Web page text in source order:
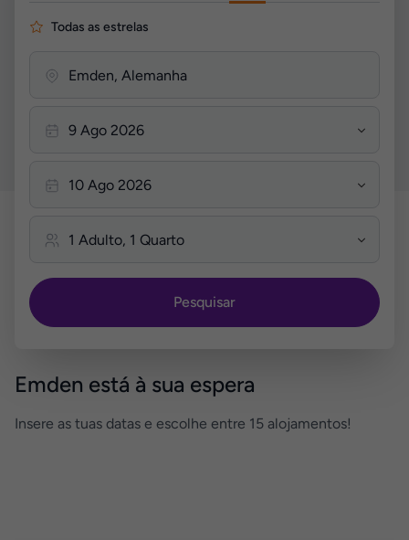
Todas as estrelas
Pesquisar
Emden está à sua espera
Insere as tuas datas e escolhe entre 15 alojamentos!